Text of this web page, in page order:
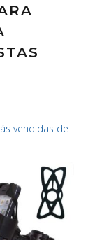
vendidas de